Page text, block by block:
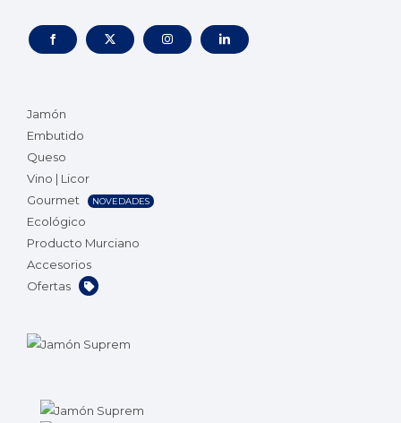
Jamón
Embutido
Queso
Vino | Licor
Gourmet
NOVEDADES
Ecológico
Producto Murciano
Accesorios
Ofertas